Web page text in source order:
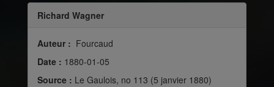
Richard Wagner
Auteur : Fourcaud
Date : 1880-01-05
Source : Le Gaulois, no 113 (5 janvier 1880)